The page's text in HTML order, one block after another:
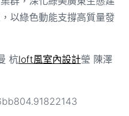
以綠色動能支撐高質量發
杭loft風室內設計瑩 陳澤